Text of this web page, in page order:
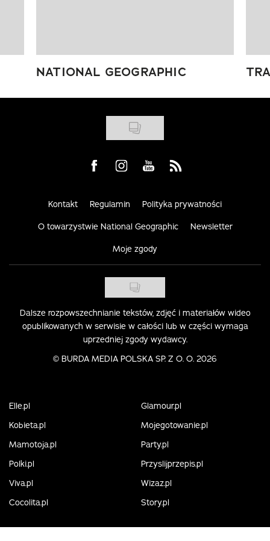
NATIONAL GEOGRAPHIC
Visit us on Facebook
Visit us on Instagram
Visit us on Youtube
Visit us on Rss
Kontakt Regulamin Polityka prywatności
O towarzystwie National Geographic Newsletter
Moje zgody
Dalsze rozpowszechnianie tekstów, zdjęć i materiałów wideo
opublikowanych w serwisie w całości lub w części wymaga
uprzedniej zgody wydawcy.
© BURDA MEDIA POLSKA SP. Z O. O. 2026
Elle.pl
Glamour.pl
Kobieta.pl
Mojegotowanie.pl
Mamotoja.pl
Party.pl
Polki.pl
Przyslijprzepis.pl
Viva.pl
Wizaz.pl
Cocolita.pl
Story.pl